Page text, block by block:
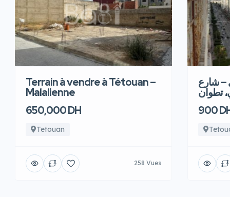
Terrain à vendre à Tétouan –
Malalienne
650,000 DH
Tetouan
258 Vues
– شارع
تطوان
900